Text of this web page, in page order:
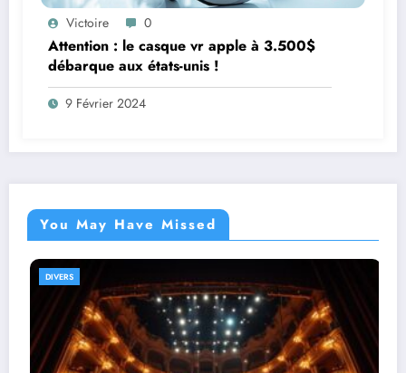
Victoire 0
Attention : le casque vr apple à 3.500$
débarque aux états-unis !
9 Février 2024
You May Have Missed